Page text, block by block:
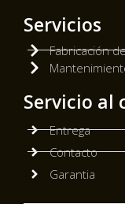
Servicios
Fabricación
Servicio al
Entrega
Contacto
Garantia